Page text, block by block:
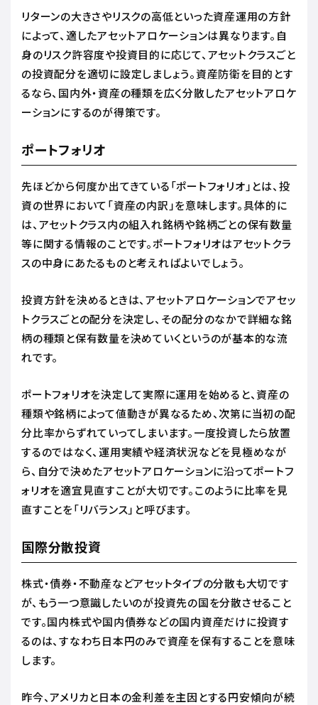
リターンの大きさやリスクの高低といった資産運用の方針
によって、適したアセットアロケーションは異なります。自
身のリスク許容度や投資目的に応じて、アセットクラスごと
の投資配分を適切に設定しましょう。資産防衛を目的とす
るなら、国内外・資産の種類を広く分散したアセットアロケ
ーションにするのが得策です。
ポートフォリオ
先ほどから何度か出てきている「ポートフォリオ」とは、投
資の世界において「資産の内訳」を意味します。具体的に
は、アセットクラス内の組入れ銘柄や銘柄ごとの保有数量
等に関する情報のことです。ポートフォリオはアセットクラ
スの中身にあたるものと考えればよいでしょう。
投資方針を決めるときは、アセットアロケーションでアセッ
トクラスごとの配分を決定し、その配分のなかで詳細な銘
柄の種類と保有数量を決めていくというのが基本的な流
れです。
ポートフォリオを決定して実際に運用を始めると、資産の
種類や銘柄によって値動きが異なるため、次第に当初の配
分比率からずれていってしまいます。一度投資したら放置
するのではなく、運用実績や経済状況などを見極めなが
ら、自分で決めたアセットアロケーションに沿ってポートフ
ォリオを適宜見直すことが大切です。このように比率を見
直すことを「リバランス」と呼びます。
国際分散投資
株式・債券・不動産などアセットタイプの分散も大切です
が、もう一つ意識したいのが投資先の国を分散させること
です。国内株式や国内債券などの国内資産だけに投資す
るのは、すなわち日本円のみで資産を保有することを意味
します。
昨今、アメリカと日本の金利差を主因とする円安傾向が続